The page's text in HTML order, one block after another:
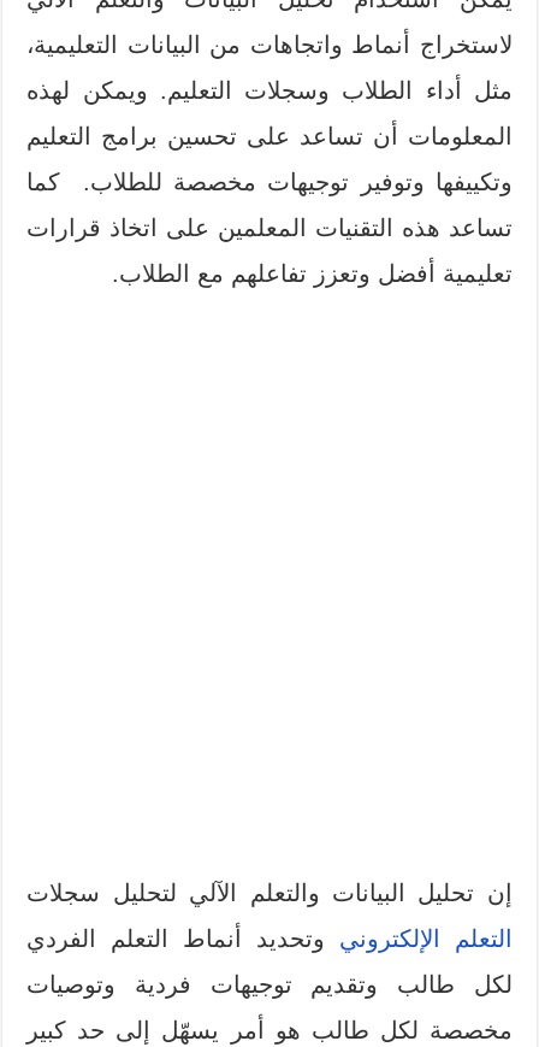
لاستخراج أنماط واتجاهات من البيانات التعليمية،
مثل أداء الطلاب وسجلات التعليم. ويمكن لهذه
المعلومات أن تساعد على تحسين برامج التعليم
وتكييفها وتوفير توجيهات مخصصة للطلاب. كما
تساعد هذه التقنيات المعلمين على اتخاذ قرارات
تعليمية أفضل وتعزز تفاعلهم مع الطلاب.
إن تحليل البيانات والتعلم الآلي لتحليل سجلات
التعلم الإلكتروني وتحديد أنماط التعلم الفردي
لكل طالب وتقديم توجيهات فردية وتوصيات
مخصصة لكل طالب هو أمر يسهّل إلى حد كبير